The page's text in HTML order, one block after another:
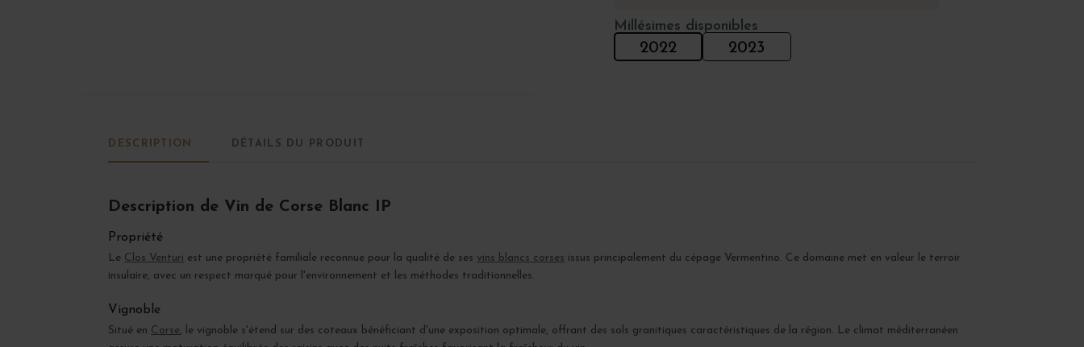
Millésimes disponibles
2022 2023
DESCRIPTION DÉTAILS DU PRODUIT
Description de Vin de Corse Blanc IP
Propriété
Le Clos Venturi est une propriété familiale reconnue pour la qualité de ses vins blancs corses issus principalement du cépage Vermentino. Ce domaine met en valeur le terroir
insulaire, avec un respect marqué pour l'environnement et les méthodes traditionnelles.
Vignoble
Situé en Corse, le vignoble s'étend sur des coteaux bénéficiant d'une exposition optimale, offrant des sols granitiques caractéristiques de la région. Le climat méditerranéen